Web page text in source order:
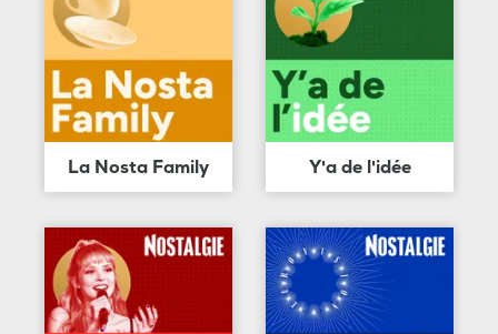
La Nosta Family Y'a de l'idée